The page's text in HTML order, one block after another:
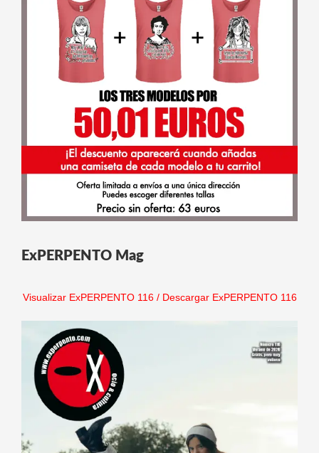
ExPERPENTO Mag
Visualizar ExPERPENTO 116/ Descargar ExPERPENTO 116